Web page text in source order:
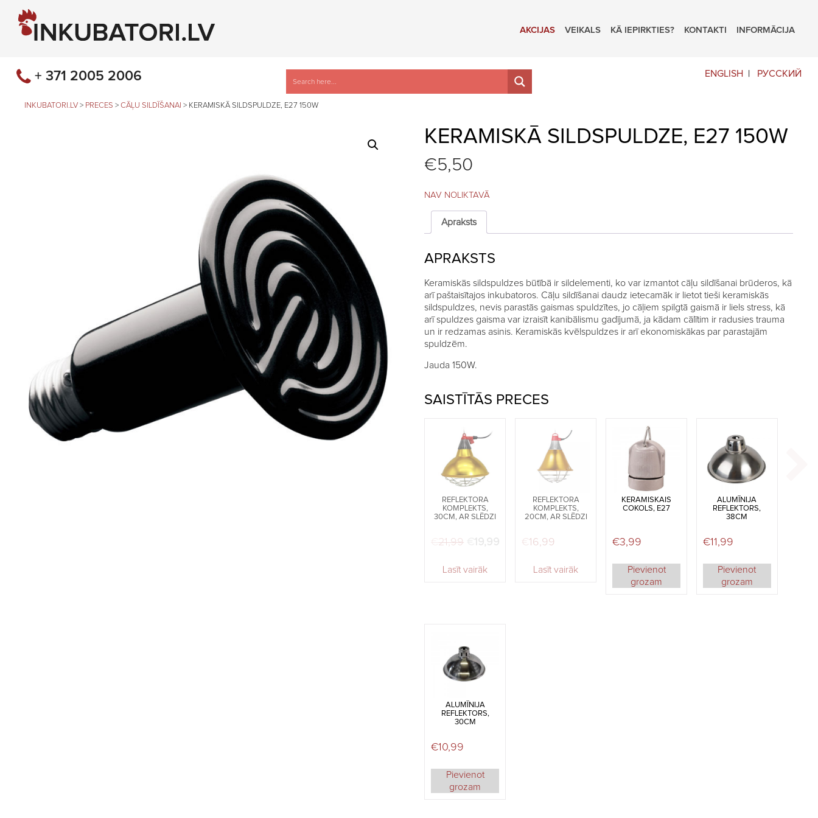
AKCIJAS VEIKALS KĀ IEPIRKTIES? KONTAKTI INFORMĀCIJA
ENGLISH РУССКИЙ
+ 371 2005 2006
INKUBATORI.LV > PRECES > CĀĻU SILDĪŠANAI > KERAMISKĀ SILDSPULDZE, E27 150W
KERAMISKĀ SILDSPULDZE, E27 150W
€5,50
NAV NOLIKTAVĀ
Apraksts
APRAKSTS
Keramiskās sildspuldzes būtībā ir sildelementi, ko var izmantot cāļu sildīšanai brūderos, kā
arī paštaisītajos inkubatoros. Cāļu sildīšanai daudz ietecamāk ir lietot tieši keramiskās
sildspuldzes, nevis parastās gaismas spuldzītes, jo cāļiem spilgtā gaismā ir liels stress, kā
arī spuldzes gaisma var izraisīt kanibālismu gadījumā, ja kādam cālītim ir radusies trauma
un ir redzamas asinis. Keramiskās kvēlspuldzes ir arī ekonomiskākas par parastajām
spuldzēm.
Jauda 150W.
SAISTĪTĀS PRECES
REFLEKTORA
KOMPLEKTS,
30CM, AR SLĒDZI
€21,99 Original price was: €21,99.
19,99 Current price is: €19,99.
Lasīt vairāk
REFLEKTORA
KOMPLEKTS,
20CM, AR SLĒDZI
€16,99
Lasīt vairāk
KERAMISKAIS
COKOLS, E27
€3,99
Pievienot
grozam
ALUMĪNIJA
REFLEKTORS,
38CM
€11,99
Pievienot
grozam
ALUMĪNIJA
REFLEKTORS,
30CM
€10,99
Pievienot
grozam